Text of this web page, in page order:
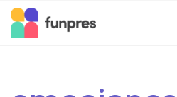
Skip
content